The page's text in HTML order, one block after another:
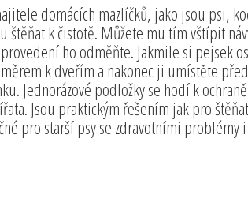
domácích mazlíčků, jako jsou psi,
k čistotě. Můžete mu tím vštípit
ho odměňte. Jakmile si pejsek
k dveřím a nakonec ji umístěte
Jednorázové podložky se hodí k
Jsou praktickým řešením jak pro
pro starší psy se zdravotními problémy